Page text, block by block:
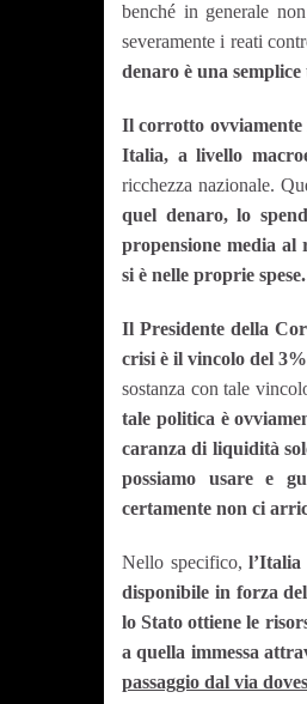
benché in generale
severamente i reati
denaro è una
Il corrotto ovviamente
Italia, a livello
ricchezza nazionale.
quel denaro, lo
propensione media al
si è nelle proprie spese.
Il Presidente della
crisi è il vincolo del
sostanza con tale
tale politica è
caranza di liquidità
possiamo usare e
certamente non ci
Nello specifico,
disponibile in forza
lo Stato ottiene le
a quella immessa
passaggio dal via